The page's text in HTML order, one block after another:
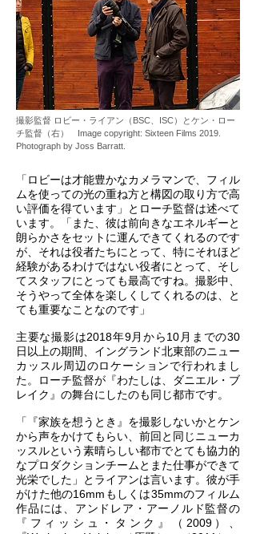
撮影監督 ロビー・ライアン（BSC、ISC）とケン・ロー
チ監督（右） Image copyright: Sixteen Films 2019.
Photograph by Joss Barratt.
「ロビーは才能豊かなカメラマンで、フィル
ムを使っての光の重ね方と構図の取り方で高
い評価を得ています」とローチ監督は述べて
います。「また、彼は前向きなエネルギーと
朗らかさをセットに運んできてくれるのです
が、それは役者たちにとって、特にそれほど
経験があるわけではない役者にとって、そし
てスタッフにとっても最高ですね。撮影中、
そうやって全体を楽しくしてくれるのは、と
ても重要なことなのです」
主要な撮影は2018年9月から10月までの30
日以上の期間、イングランド北東部のニュー
カッスル周辺のロケーションで行われまし
た。ローチ監督が『わたしは、ダニエル・ブ
レイク』の舞台にしたのも同じ都市です。
「『家族を想うとき』を撮影しないかとケン
から声をかけてもらい、前回と同じニューカ
ッスルという素晴らしい都市でとても協力的
なプロダクションチームとまた仕事ができて
光栄でした」とライアンは言います。彼が手
がけた他の16mmもしくは35mmのフィルム
作品には、アンドレア・アーノルド監督の
『フィッシュ・タンク』（2009）、